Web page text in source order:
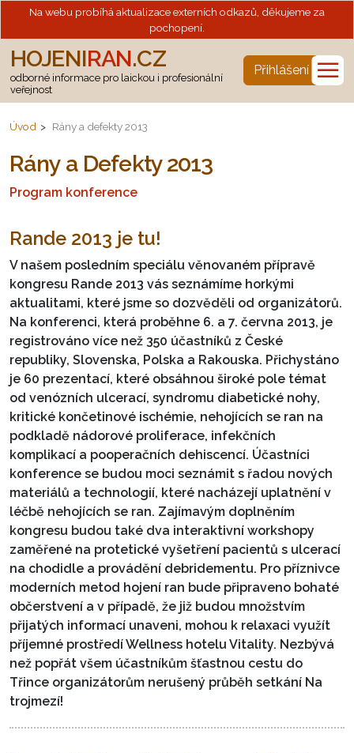
Na webu probíhá aktualizace externích odkazů, děkujeme za
pochopení.
HOJENIRAN.CZ
odborné informace pro laickou i profesionální
veřejnost
Přihlášení ☰
Úvod Rány a defekty 2013
Rány a Defekty 2013
Program konference
Rande 2013 je tu!
V našem posledním speciálu věnovaném přípravě
kongresu Rande 2013 vás seznámíme horkými
aktualitami, které jsme so dozvěděli od organizátorů.
Na konferenci, která proběhne 6. a 7. června 2013, je
registrováno více než 350 účastníků z České
republiky, Slovenska, Polska a Rakouska. Přichystáno
je 60 prezentací, které obsáhnou široké pole témat
od venózních ulcerací, syndromu diabetické nohy,
kritické končetinové ischémie, nehojících se ran na
podkladě nádorové proliferace, infekčních
komplikací a pooperačních dehiscencí. Účastníci
konference se budou moci seznámit s řadou nových
materiálů a technologií, které nacházejí uplatnění v
léčbě nehojících se ran. Zajímavým doplněním
kongresu budou také dva interaktivní workshopy
zaměřené na protetické vyšetření pacientů s ulcerací
na chodidle a provádění debridementu. Pro příznivce
moderních metod hojení ran bude připraveno bohaté
občerstvení a v případě, že již budou množstvím
přijatých informací unaveni, mohou k relaxaci využít
příjemné prostředí Wellness hotelu Vitality. Nezbývá
než popřát všem účastníkům šťastnou cestu do
Třince organizátorům nerušený průběh setkání Na
trojmezí!